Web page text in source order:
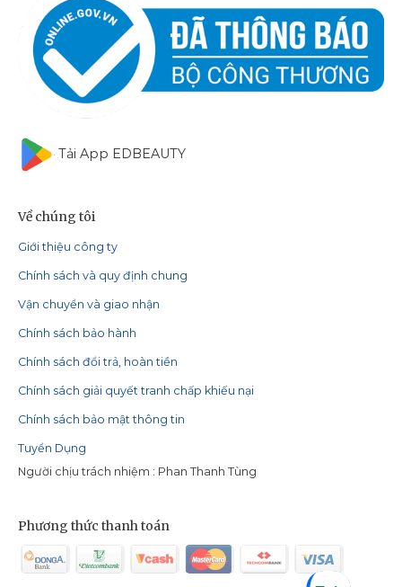
Tải App EDBEAUTY
Về chúng tôi
Giới thiệu công ty
Chính sách và quy định chung
Vận chuyển và giao nhận
Chính sách bảo hành
Chính sách đổi trả, hoàn tiền
Chính sách giải quyết tranh chấp khiếu nại
Chính sách bảo mật thông tin
Tuyển Dụng
Người chịu trách nhiệm : Phan Thanh Tùng
Phương thức thanh toán